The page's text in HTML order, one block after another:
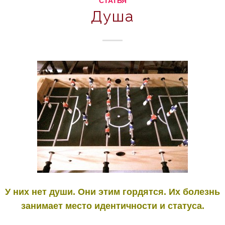
Душа
У них нет души. Они этим гордятся. Их болезнь
занимает место идентичности и статуса.